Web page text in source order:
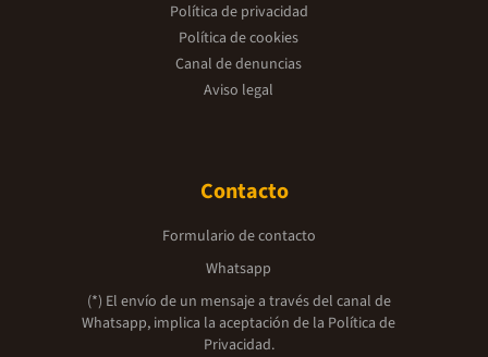
Política de privacidad
Política de cookies
Canal de denuncias
Aviso legal
Contacto
Formulario de contacto
Whatsapp
(*) El envío de un mensaje a través del canal de
Whatsapp, implica la aceptación de la Política de
Privacidad.